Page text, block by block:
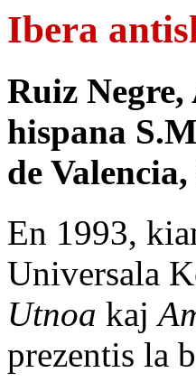
Ibera
Ruiz
hispana
de
En 1993,
Universala
Utnoa kaj
prezentis la